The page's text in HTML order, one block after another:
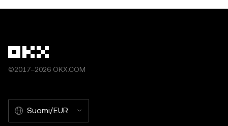
©2017–2026 OKX.COM
Suomi/EUR